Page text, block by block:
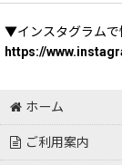
▼インスタグラムで
https://
ホーム
ご利用案内